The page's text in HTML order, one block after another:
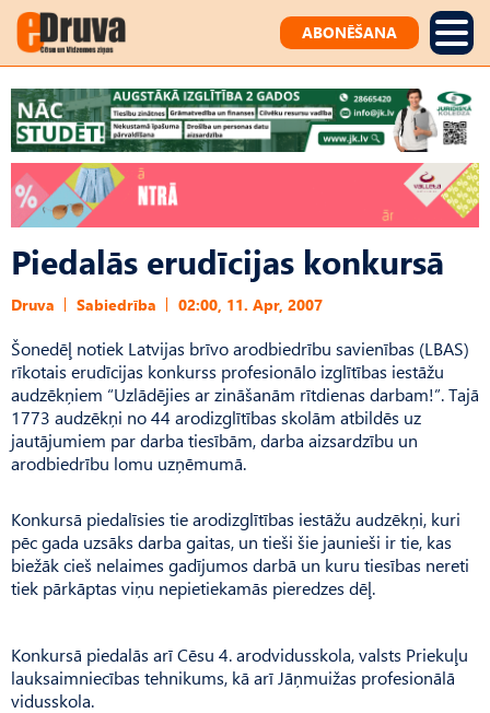
ABONĒŠANA
Piedalās erudīcijas konkursā
Druva Sabiedrība 02:00, 11. Apr, 2007
Šonedēļ notiek Latvijas brīvo arodbiedrību savienības (LBAS)
rīkotais erudīcijas konkurss profesionālo izglītības iestāžu
audzēkņiem “Uzlādējies ar zināšanām rītdienas darbam!”. Tajā
1773 audzēkņi no 44 arodizglītības skolām atbildēs uz
jautājumiem par darba tiesībām, darba aizsardzību un
arodbiedrību lomu uzņēmumā.
Konkursā piedalīsies tie arodizglītības iestāžu audzēkņi, kuri
pēc gada uzsāks darba gaitas, un tieši šie jaunieši ir tie, kas
biežāk cieš nelaimes gadījumos darbā un kuru tiesības nereti
tiek pārkāptas viņu nepietiekamās pieredzes dēļ.
Konkursā piedalās arī Cēsu 4. arodvidusskola, valsts Priekuļu
lauksaimniecības tehnikums, kā arī Jāņmuižas profesionālā
vidusskola.